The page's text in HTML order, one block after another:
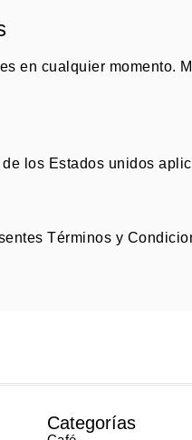
en cualquier momento.
los Estados unidos
Términos y
Categorías